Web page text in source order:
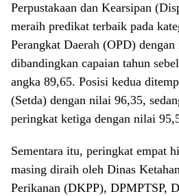
Perpustakaan dan Kearsipan
meraih predikat terbaik pada
Perangkat Daerah (OPD)
dibandingkan capaian tahun
angka 89,65. Posisi kedua
(Setda) dengan nilai 96,35,
peringkat ketiga dengan nilai
Sementara itu, peringkat empat
masing diraih oleh Dinas
Perikanan (DKPP), DPMPTSP,